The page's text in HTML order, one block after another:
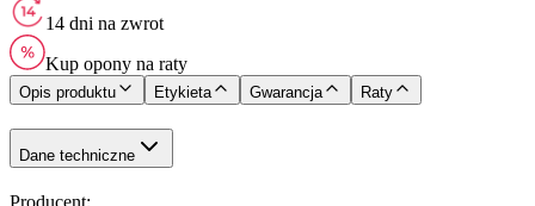
14 dni na zwrot
Kup opony na raty
Opis produktu Etykieta Gwarancja Raty
Dane techniczne
Producent: